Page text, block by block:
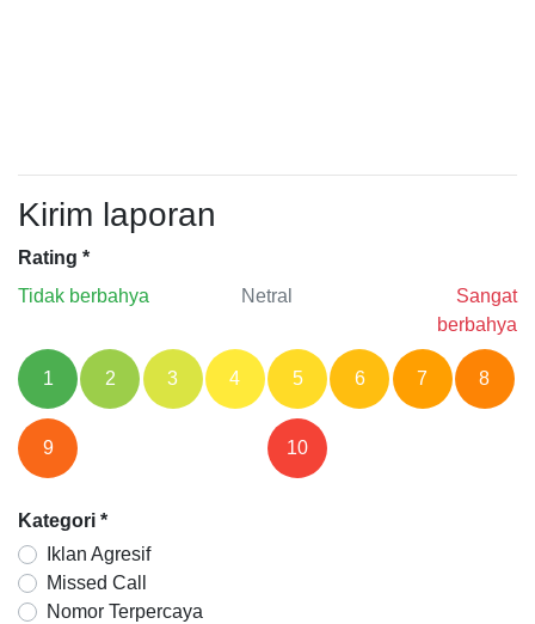
Kirim laporan
Rating *
Tidak berbahya
Netral
Sangat
berbahya
1 2 3 4 5 6 7 8
9 10
Kategori *
Iklan Agresif
Missed Call
Nomor Terpercaya